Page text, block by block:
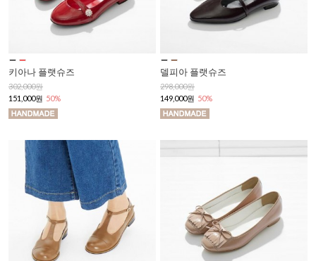
키아나 플랫슈즈
302,000원
151,000원 50%
델피아 플랫슈즈
298,000원
149,000원 50%